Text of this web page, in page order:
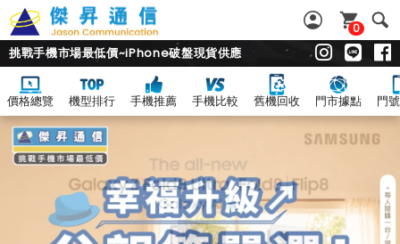
0
挑戰手機市場最低價~iPhone破盤現貨供應
價格總覽 機型排行 手機推薦 手機比較 舊機回收 門市據點 門